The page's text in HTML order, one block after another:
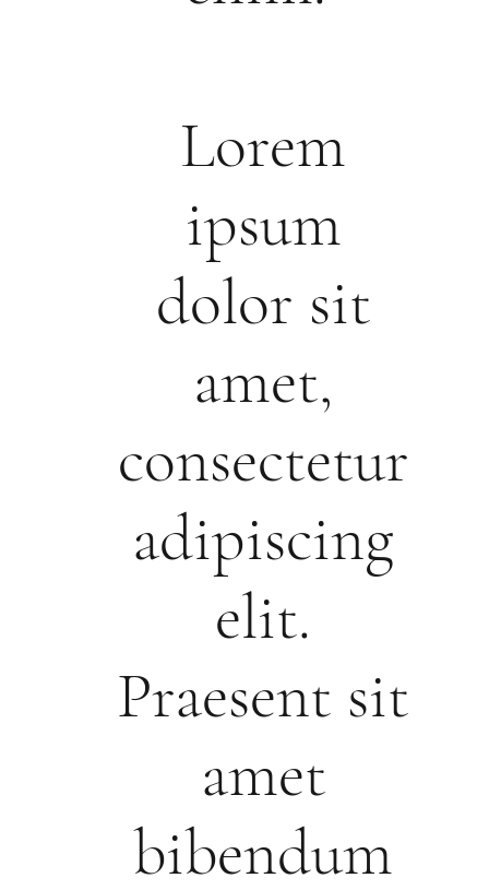
Lorem
ipsum
dolor sit
amet,
consectetur
adipiscing
elit.
Praesent sit
amet
bibendum